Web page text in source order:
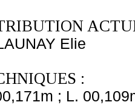
Elie
:
; L.